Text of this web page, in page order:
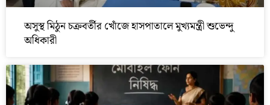
অসুস্থ মিঠুন চক্রবর্তীর খোঁজে হাসপাতালে মুখ্যমন্ত্রী শুভেন্দু
অধিকারী